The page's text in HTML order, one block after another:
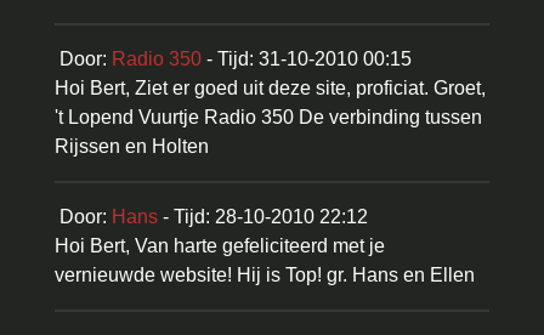
Door: Radio 350 - Tijd: 31-10-2010 00:15
Hoi Bert, Ziet er goed uit deze site, proficiat. Groet,
't Lopend Vuurtje Radio 350 De verbinding tussen
Rijssen en Holten
Door: Hans - Tijd: 28-10-2010 22:12
Hoi Bert, Van harte gefeliciteerd met je
vernieuwde website! Hij is Top! gr. Hans en Ellen